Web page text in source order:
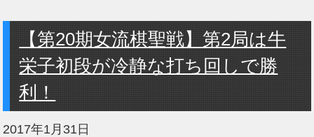
【第20期女流棋聖戦】第2局は牛
栄子初段が冷静な打ち回しで勝
利！
2017年1月31日